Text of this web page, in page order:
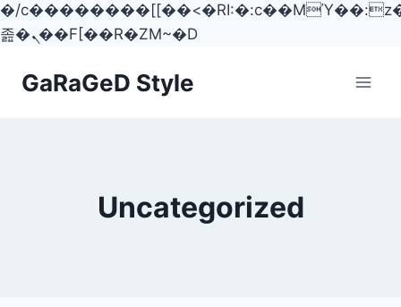
�/
졾�ܢ��F[��R�ZM~�D
GaRaGeD Style
Uncategorized